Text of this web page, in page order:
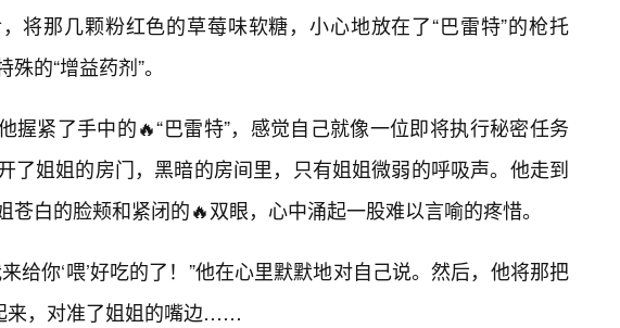
将那几颗粉红色的草莓味软糖，小心地放在了“巴雷特”的枪托
的“增益药剂”。
握紧了手中的🔥“巴雷特”，感觉自己就像一位即将执行秘密任务
了姐姐的房门，黑暗的房间里，只有姐姐微弱的呼吸声。他走到
苍白的脸颊和紧闭的🔥双眼，心中涌起一股难以言喻的疼惜。
给你‘喂’好吃的了！”他在心里默默地对自己说。然后，他将那把
来，对准了姐姐的嘴边……